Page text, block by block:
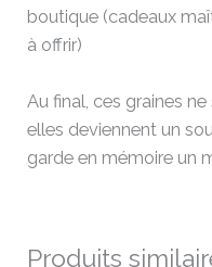
boutique (cadeaux
à offrir)
Au final, ces graines
elles deviennent un
garde en mémoire un
Produits